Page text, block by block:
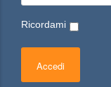
Ricordami